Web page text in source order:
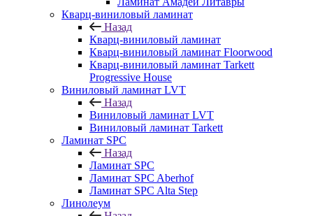
Кварц-виниловый ламинат
Назад
Кварц-виниловый ламинат
Кварц-виниловый ламинат Floorwood
Кварц-виниловый ламинат Tarkett
Progressive House
Виниловый ламинат LVT
Назад
Виниловый ламинат LVT
Виниловый ламинат Tarkett
Ламинат SPC
Назад
Ламинат SPC
Ламинат SPC Aberhof
Ламинат SPC Alta Step
Линолеум